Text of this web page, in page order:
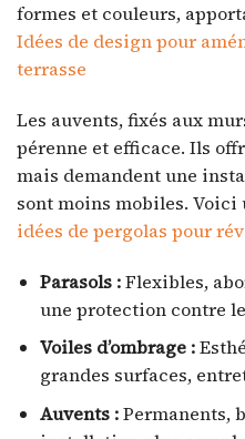
formes et couleurs,
Idées de design pour
terrasse
Les auvents, fixés aux
pérenne et efficace. Ils
mais demandent une
sont moins mobiles.
idées de pergolas pour
Parasols :Flexibles,
une protection contre
Voiles d’ombrage :
grandes surfaces,
Auvents :Permanents,